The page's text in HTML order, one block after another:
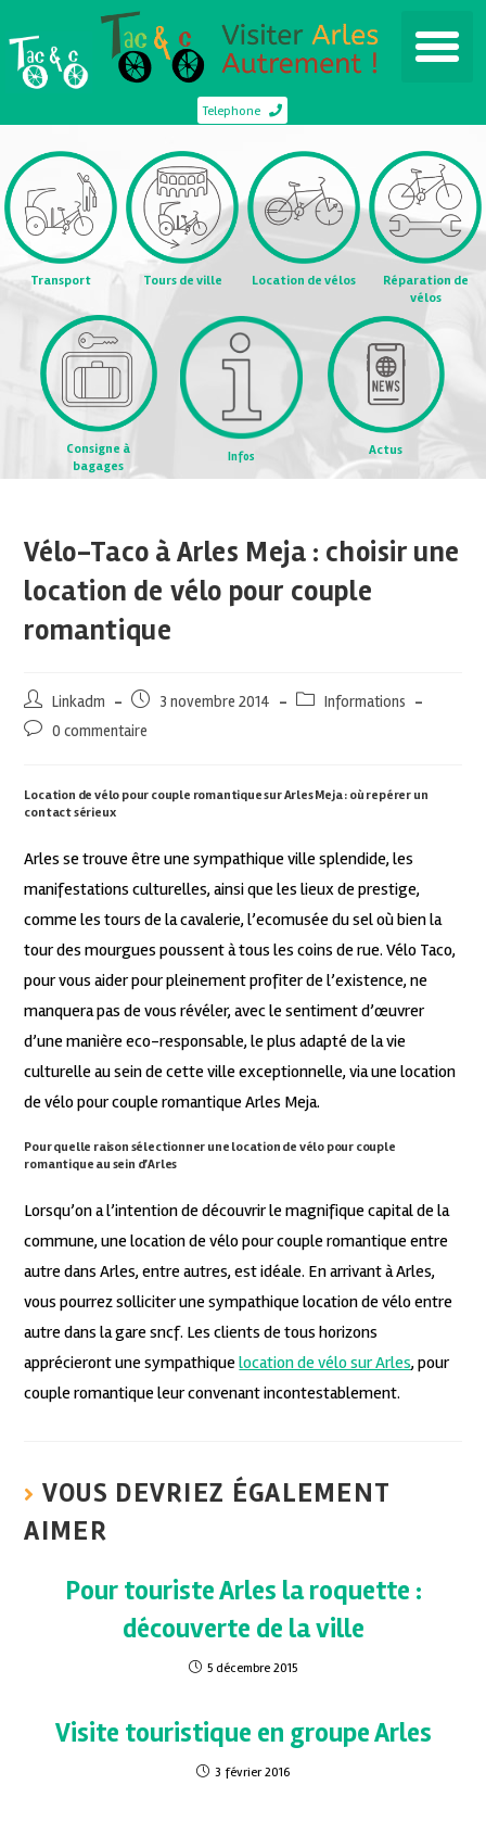
Telephone
Transport Tours de ville Location de vélos
Réparation de
vélos
Consigne à
bagages
Infos Actus
Vélo-Taco à Arles Meja : choisir une
location de vélo pour couple
romantique
Linkadm 3 novembre 2014
Informations
0 commentaire
Location de vélo pour couple romantique sur Arles Meja : où repérer un
contact sérieux
Arles se trouve être une sympathique ville splendide, les
manifestations culturelles, ainsi que les lieux de prestige,
comme les tours de la cavalerie, l’ecomusée du sel où bien la
tour des mourgues poussent à tous les coins de rue. Vélo Taco,
pour vous aider pour pleinement profiter de l’existence, ne
manquera pas de vous révéler, avec le sentiment d’œuvrer
d’une manière eco-responsable, le plus adapté de la vie
culturelle au sein de cette ville exceptionnelle, via une location
de vélo pour couple romantique Arles Meja.
Pour quelle raison sélectionner une location de vélo pour couple
romantique au sein d’Arles
Lorsqu’on a l’intention de découvrir le magnifique capital de la
commune, une location de vélo pour couple romantique entre
autre dans Arles, entre autres, est idéale. En arrivant à Arles,
vous pourrez solliciter une sympathique location de vélo entre
autre dans la gare sncf. Les clients de tous horizons
apprécieront une sympathiquelocation de vélo sur Arles, pour
couple romantique leur convenant incontestablement.
VOUS DEVRIEZ ÉGALEMENT
AIMER
Pour touriste Arles la roquette :
découverte de la ville
5 décembre 2015
Visite touristique en groupe Arles
3 février 2016